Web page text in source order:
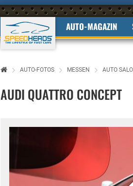
AUTO-MAGAZIN
AUTO-FOTOS MESSEN AUTO
AUDI QUATTRO CONCEPT